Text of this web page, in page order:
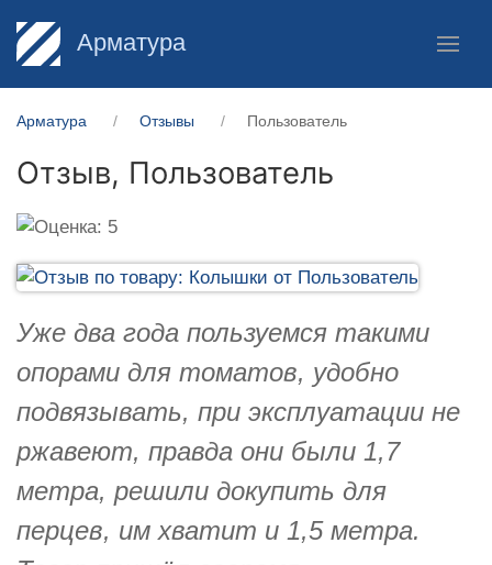
Арматура
Арматура Отзывы Пользователь
Отзыв, Пользователь
Уже два года пользуемся такими
опорами для томатов, удобно
подвязывать, при эксплуатации не
ржавеют, правда они были 1,7
метра, решили докупить для
перцев, им хватит и 1,5 метра.